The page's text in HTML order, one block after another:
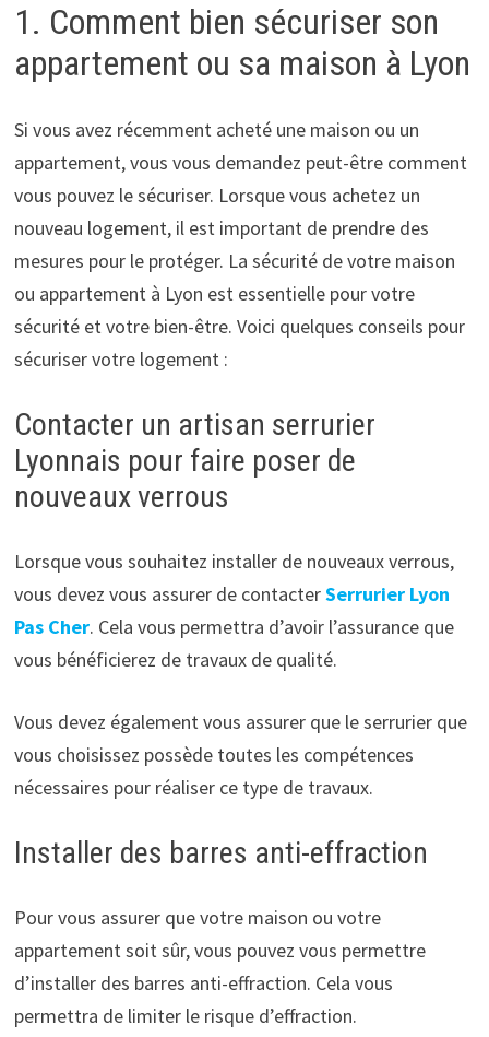
1. Comment bien sécuriser son
appartement ou sa maison à Lyon
Si vous avez récemment acheté une maison ou un
appartement, vous vous demandez peut-être comment
vous pouvez le sécuriser. Lorsque vous achetez un
nouveau logement, il est important de prendre des
mesures pour le protéger. La sécurité de votre maison
ou appartement à Lyon est essentielle pour votre
sécurité et votre bien-être. Voici quelques conseils pour
sécuriser votre logement :
Contacter un artisan serrurier
Lyonnais pour faire poser de
nouveaux verrous
Lorsque vous souhaitez installer de nouveaux verrous,
vous devez vous assurer de contacterSerrurier Lyon
Pas Cher. Cela vous permettra d’avoir l’assurance que
vous bénéficierez de travaux de qualité.
Vous devez également vous assurer que le serrurier que
vous choisissez possède toutes les compétences
nécessaires pour réaliser ce type de travaux.
Installer des barres anti-effraction
Pour vous assurer que votre maison ou votre
appartement soit sûr, vous pouvez vous permettre
d’installer des barres anti-effraction. Cela vous
permettra de limiter le risque d’effraction.